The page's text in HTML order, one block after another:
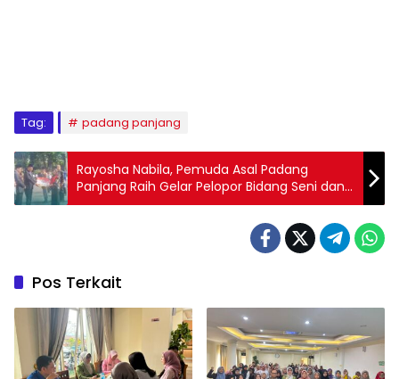
Tag: padang panjang
Rayosha Nabila, Pemuda Asal Padang
Panjang Raih Gelar Pelopor Bidang Seni dan
Budaya
Pos Terkait